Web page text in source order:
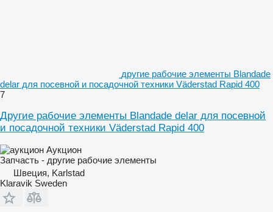
другие рабочие элементы Blandade
delar для посевной и посадочной техники Väderstad Rapid 400
7
Другие рабочие элементы Blandade delar для посевной
и посадочной техники Väderstad Rapid 400
Аукцион
Запчасть - другие рабочие элементы
Швеция, Karlstad
Klaravik Sweden